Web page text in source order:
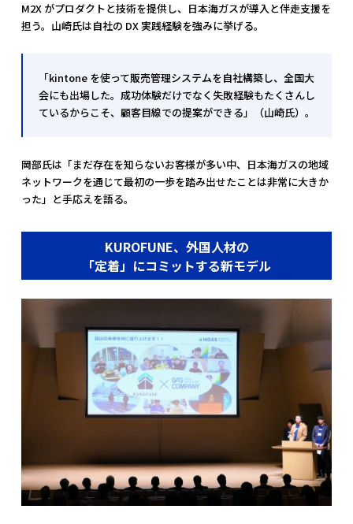
M2X がプロダクトと技術を提供し、日本海ガスが導入と伴走支援を
担う。山崎氏は自社の DX 実践経験を強みに挙げる。
「kintone を使って販売管理システムを自社構築し、全国大
会にも出場した。成功体験だけでなく失敗経験もたくさんし
ているからこそ、顧客目線での提案ができる」（山崎氏）。
岡部氏は「まだ存在を知らないお客様が多い中、日本海ガスの地域
ネットワークを通じて最初の一歩を踏み出せたことは非常に大きか
った」と手応えを語る。
KUROFUNE、外国人材の
「定着」にコミットする新モデル